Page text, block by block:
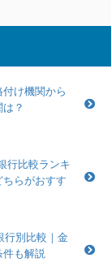
け機関から
？
行比較ランキ
らがおすす
行別比較｜金
件も解説